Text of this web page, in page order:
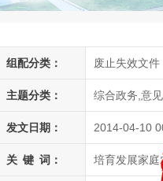
组配分类： 废止失效文件
主题分类： 综合政务,意见
发文日期： 2014-04-10
关 键 词： 培育发展家庭